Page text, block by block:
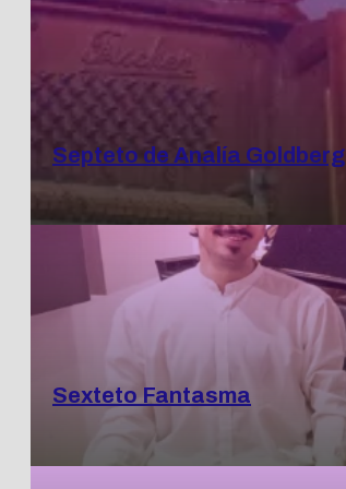
Septeto de Analía Goldberg
Sexteto Fantasma